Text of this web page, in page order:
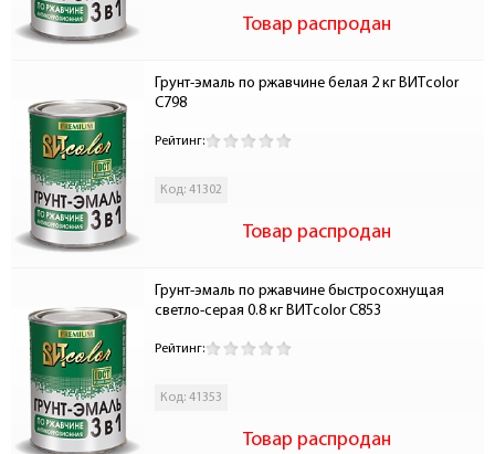
Товар распродан
Грунт-эмаль по ржавчине белая 2 кг ВИТcolor
С798
Рейтинг:
Код: 41302
Товар распродан
Грунт-эмаль по ржавчине быстросохнущая
светло-серая 0.8 кг ВИТcolor С853
Рейтинг:
Код: 41353
Товар распродан